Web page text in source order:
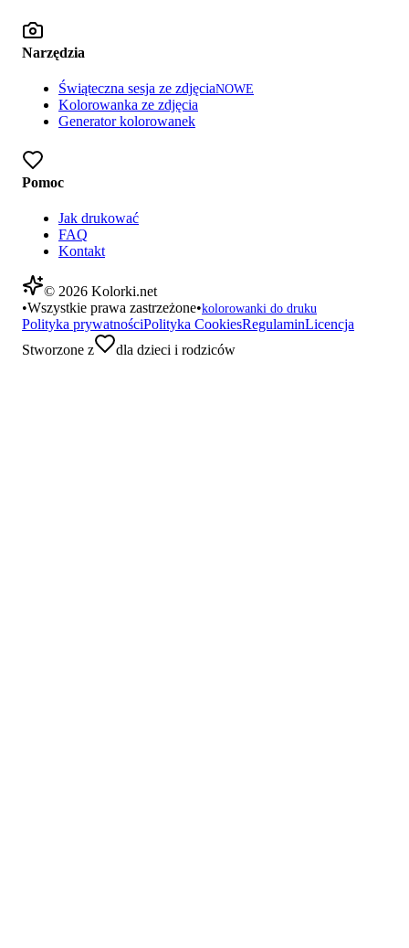
Narzędzia
Świąteczna sesja ze zdjęciaNOWE
Kolorowanka ze zdjęcia
Generator kolorowanek
Pomoc
Jak drukować
FAQ
Kontakt
© 2026 Kolorki.net
•Wszystkie prawa zastrzeżone•kolorowanki do druku
Polityka prywatnościPolityka CookiesRegulaminLicencja
Stworzone z
dla dzieci i rodziców